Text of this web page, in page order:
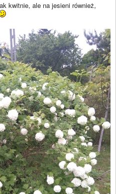
kwitnie, ale na jesieni również,